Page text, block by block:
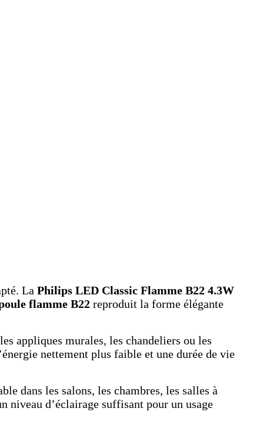
La Philips LED Classic Flamme B22 4.3W
flamme B22 reproduit la forme élégante
appliques murales, les chandeliers ou les
nettement plus faible et une durée de vie
dans les salons, les chambres, les salles à
niveau d’éclairage suffisant pour un usage